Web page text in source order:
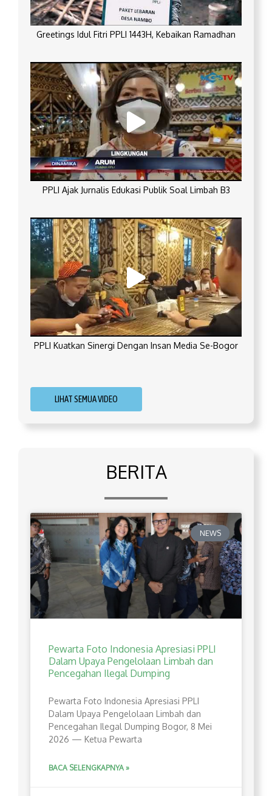
Greetings Idul Fitri PPLI 1443H, Kebaikan Ramadhan
PPLI Ajak Jurnalis Edukasi Publik Soal Limbah B3
PPLI Kuatkan Sinergi Dengan Insan Media Se-Bogor
LIHAT SEMUA VIDEO
BERITA
NEWS
Pewarta Foto Indonesia Apresiasi PPLI
Dalam Upaya Pengelolaan Limbah dan
Pencegahan Ilegal Dumping
Pewarta Foto Indonesia Apresiasi PPLI
Dalam Upaya Pengelolaan Limbah dan
Pencegahan Ilegal Dumping Bogor, 8 Mei
2026 — Ketua Pewarta
BACA SELENGKAPNYA »